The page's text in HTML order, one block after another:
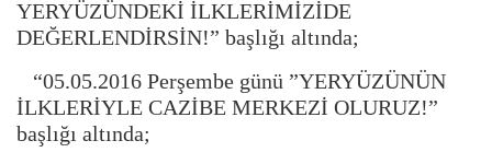
YERYÜZÜNDEKİ İLKLERİMİZİDE
DEĞERLENDİRSİN!” başlığı altında;
“05.05.2016 Perşembe günü ”YERYÜZÜNÜN
İLKLERİYLE CAZİBE MERKEZİ OLURUZ!”
başlığı altında;